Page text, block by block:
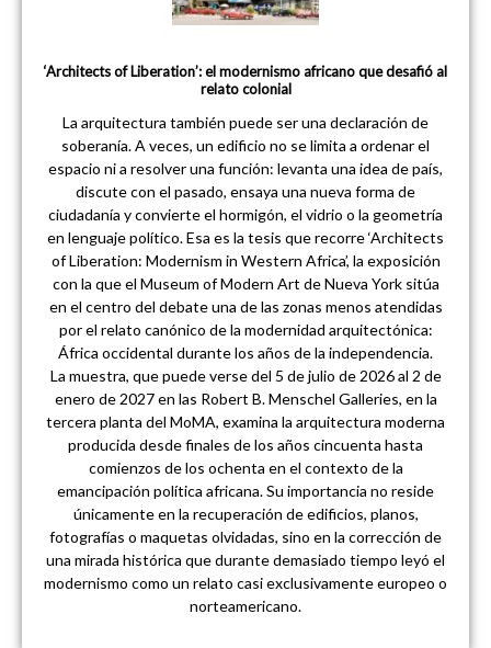
‘Architects of Liberation’: el modernismo africano que desafió al
relato colonial
La arquitectura también puede ser una declaración de
soberanía. A veces, un edificio no se limita a ordenar el
espacio ni a resolver una función: levanta una idea de país,
discute con el pasado, ensaya una nueva forma de
ciudadanía y convierte el hormigón, el vidrio o la geometría
en lenguaje político. Esa es la tesis que recorre ‘Architects
of Liberation: Modernism in Western Africa’, la exposición
con la que el Museum of Modern Art de Nueva York sitúa
en el centro del debate una de las zonas menos atendidas
por el relato canónico de la modernidad arquitectónica:
África occidental durante los años de la independencia.
La muestra, que puede verse del 5 de julio de 2026 al 2 de
enero de 2027 en las Robert B. Menschel Galleries, en la
tercera planta del MoMA, examina la arquitectura moderna
producida desde finales de los años cincuenta hasta
comienzos de los ochenta en el contexto de la
emancipación política africana. Su importancia no reside
únicamente en la recuperación de edificios, planos,
fotografías o maquetas olvidadas, sino en la corrección de
una mirada histórica que durante demasiado tiempo leyó el
modernismo como un relato casi exclusivamente europeo o
norteamericano.